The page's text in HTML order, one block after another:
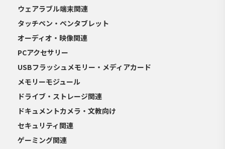
ウェアラブル端末関連
タッチペン・ペンタブレット
オーディオ・映像関連
PCアクセサリー
USBフラッシュメモリー・メディアカード
メモリーモジュール
ドライブ・ストレージ関連
ドキュメントカメラ・文教向け
セキュリティ関連
ゲーミング関連